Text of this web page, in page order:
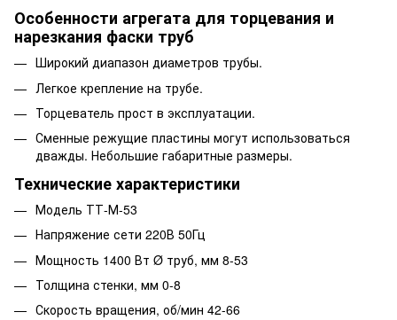
Особенности агрегата для торцевания и
нарезкания фаски труб
Широкий диапазон диаметров трубы.
Легкое крепление на трубе.
Торцеватель прост в эксплуатации.
Сменные режущие пластины могут использоваться
дважды. Небольшие габаритные размеры.
Технические характеристики
Модель ТТ-М-53
Напряжение сети 220В 50Гц
Мощность 1400 Вт Ø труб, мм 8-53
Толщина стенки, мм 0-8
Скорость вращения, об/мин 42-66